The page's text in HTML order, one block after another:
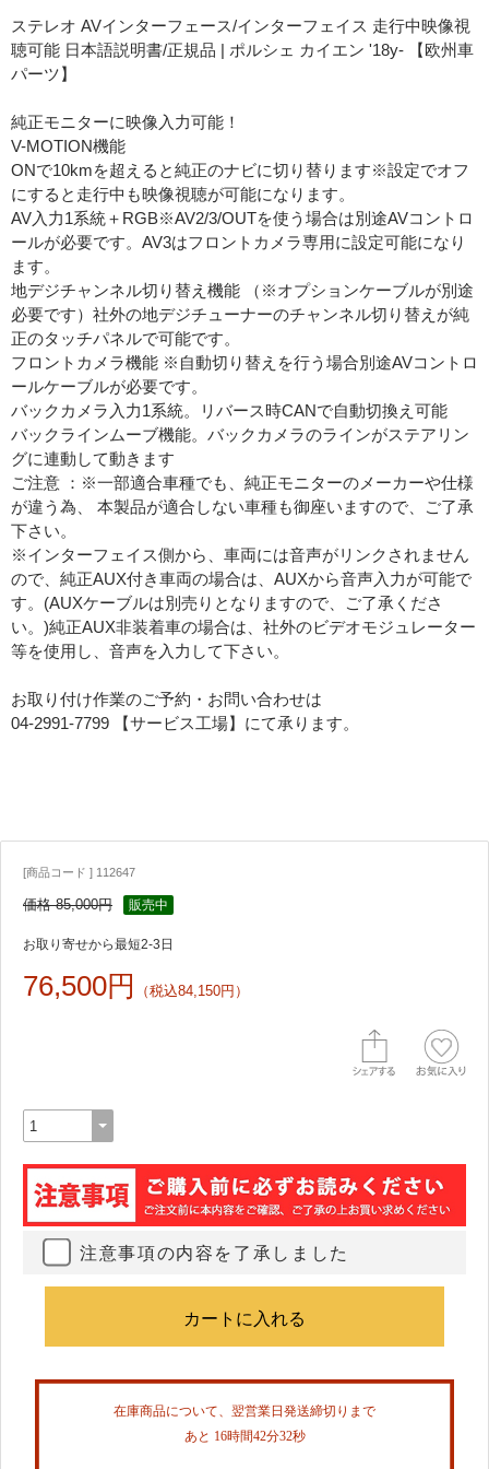
ステレオ AVインターフェース/インターフェイス 走行中映像視
聴可能 日本語説明書/正規品 | ポルシェ カイエン '18y- 【欧州車
パーツ】
純正モニターに映像入力可能！
V-MOTION機能
ONで10kmを超えると純正のナビに切り替ります※設定でオフ
にすると走行中も映像視聴が可能になります。
AV入力1系統＋RGB※AV2/3/OUTを使う場合は別途AVコントロ
ールが必要です。AV3はフロントカメラ専用に設定可能になり
ます。
地デジチャンネル切り替え機能 （※オプションケーブルが別途
必要です）社外の地デジチューナーのチャンネル切り替えが純
正のタッチパネルで可能です。
フロントカメラ機能 ※自動切り替えを行う場合別途AVコントロ
ールケーブルが必要です。
バックカメラ入力1系統。リバース時CANで自動切換え可能
バックラインムーブ機能。バックカメラのラインがステアリン
グに連動して動きます
ご注意 ：※一部適合車種でも、純正モニターのメーカーや仕様
が違う為、 本製品が適合しない車種も御座いますので、ご了承
下さい。
※インターフェイス側から、車両には音声がリンクされません
ので、純正AUX付き車両の場合は、AUXから音声入力が可能で
す。(AUXケーブルは別売りとなりますので、ご了承くださ
い。)純正AUX非装着車の場合は、社外のビデオモジュレーター
等を使用し、音声を入力して下さい。
お取り付け作業のご予約・お問い合わせは
04-2991-7799 【サービス工場】にて承ります。
[商品コード ] 112647
価格 85,000円 販売中
お取り寄せから最短2-3日
76,500円 （税込84,150円）
注意事項の内容を了承しました
在庫商品について、翌営業日発送締切りまで
あと 16時間42分32秒